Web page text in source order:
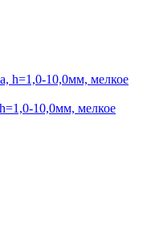
10,0мм, мелкое